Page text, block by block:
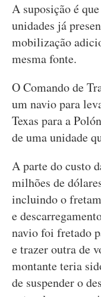
A suposição é
unidades já
mobilização
mesma fonte.
O Comando de
um navio para
Texas para a
de uma unidade
A parte do custo
milhões de
incluindo o
e
navio foi fretado
e trazer outra de
montante teria
de suspender o